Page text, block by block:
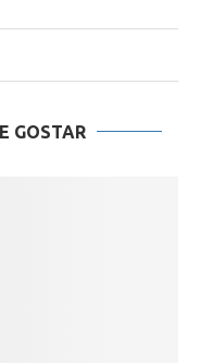
GOSTAR